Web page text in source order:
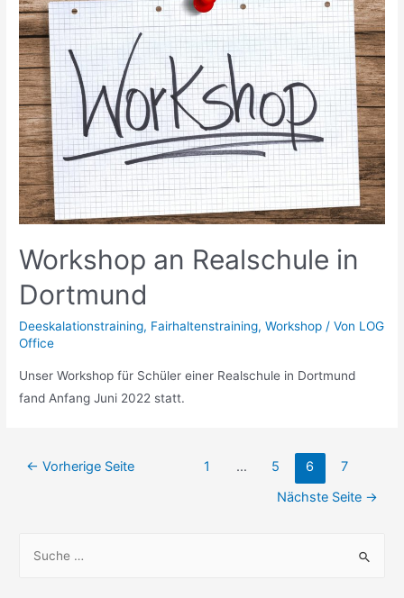
Workshop an Realschule in
Dortmund
Deeskalationstraining, Fairhaltenstraining,Workshop / Von LOG
Office
Unser Workshop für Schüler einer Realschule in Dortmund
fand Anfang Juni 2022 statt.
← Vorherige Seite 1 … 5 6
7
Nächste Seite →